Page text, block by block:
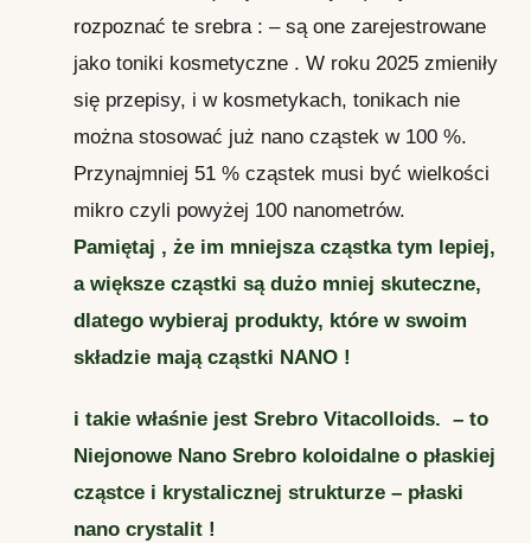
rozpoznać te srebra : – są one zarejestrowane
jako toniki kosmetyczne . W roku 2025 zmieniły
się przepisy, i w kosmetykach, tonikach nie
można stosować już nano cząstek w 100 %.
Przynajmniej 51 % cząstek musi być wielkości
mikro czyli powyżej 100 nanometrów.
Pamiętaj , że im mniejsza cząstka tym lepiej,
a większe cząstki są dużo mniej skuteczne,
dlatego wybieraj produkty, które w swoim
składzie mają cząstki NANO !
i takie właśnie jest Srebro Vitacolloids. – to
Niejonowe Nano Srebro koloidalne o płaskiej
cząstce i krystalicznej strukturze – płaski
nano crystalit !